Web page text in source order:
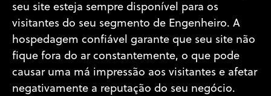
seu site esteja sempre disponível para os
visitantes do seu segmento de Engenheiro. A
hospedagem confiável garante que seu site não
fique fora do ar constantemente, o que pode
causar uma má impressão aos visitantes e afetar
negativamente a reputação do seu negócio.